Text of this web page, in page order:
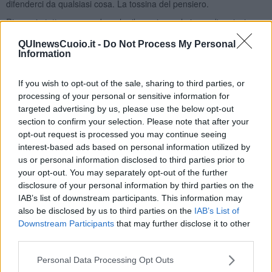
QUInewsCuoio.it - Do Not Process My Personal
Information
If you wish to opt-out of the sale, sharing to third parties, or
processing of your personal or sensitive information for
targeted advertising by us, please use the below opt-out
section to confirm your selection. Please note that after your
opt-out request is processed you may continue seeing
interest-based ads based on personal information utilized by
us or personal information disclosed to third parties prior to
your opt-out. You may separately opt-out of the further
disclosure of your personal information by third parties on the
IAB’s list of downstream participants. This information may
also be disclosed by us to third parties on the IAB’s List of
Downstream Participants that may further disclose it to other
Personal Data Processing Opt Outs
difenderci da qualsiasi cosa. La tossina del pensiero.
Rimangio tutto: non sembra che il pensiero, al giorno d'oggi, sia
Gianni Micheli
Se vuoi leggere le notizie principali della Toscana iscriviti alla
Newsletter QUInews - ToscanaMedia.Arriva gratis tutti i giorni
alle 20:00 direttamente nella tua casella di posta.
Basta cliccareQUI
Ti potrebbe interessare anche:
Articoli dal Blog “Pagine allegre” di Gianni Micheli
​L’elenco telefonico